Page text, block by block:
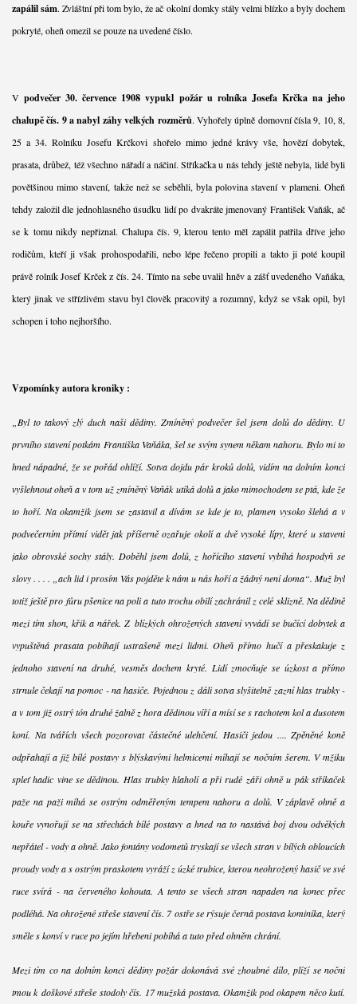
zapálil sám. Zvláštní při tom bylo, že ač okolní domky stály velmi blízko a byly dochem
pokryté, oheň omezil se pouze na uvedené číslo.
Vpodvečer 30. července 1908 vypukl požár u rolníka Josefa Krčka na jeho
chalupě čís. 9 a nabyl záhy velkých rozměrů. Vyhořely úplně domovní čísla 9, 10, 8,
25 a 34. Rolníku Josefu Krčkovi shořelo mimo jedné krávy vše, hovězí dobytek,
prasata, drůbež, též všechno nářadí a náčiní. Stříkačka u nás tehdy ještě nebyla, lidé byli
povětšinou mimo stavení, takže než se seběhli, byla polovina stavení v plameni. Oheň
tehdy založil dle jednohlasného úsudku lidí po dvakráte jmenovaný František Vaňák, ač
se k tomu nikdy nepřiznal. Chalupa čís. 9, kterou tento měl zapálit patřila dříve jeho
rodičům, kteří ji však prohospodařili, nebo lépe řečeno propili a takto ji poté koupil
právě rolník Josef Krček z čís. 24. Tímto na sebe uvalil hněv a zášť uvedeného Vaňáka,
který jinak ve střízlivém stavu byl člověk pracovitý a rozumný, když se však opil, byl
schopen i toho nejhoršího.
Vzpomínky autora kroniky :
„Byl to takový zlý duch naši dědiny. Zmíněný podvečer šel jsem dolů do dědiny. U
prvního stavení potkám Františka Vaňáka, šel se svým synem někam nahoru. Bylo mi to
hned nápadné, že se pořád ohlíží. Sotva dojdu pár kroků dolů, vidím na dolním konci
vyšlehnout oheň a v tom už zmíněný Vaňák utíká dolů a jako mimochodem se ptá, kde že
to hoří. Na okamžik jsem se zastavil a dívám se kde je to, plamen vysoko šlehá a v
podvečerním přítmí vidět jak příšerně ozařuje okolí a dvě vysoké lípy, které u stavení
jako obrovské sochy stály. Doběhl jsem dolů, z hořícího stavení vybíhá hospodyň se
slovy . . . . „ach lid i prosím Vás pojděte k nám u nás hoří a žádný není doma“. Muž byl
totiž ještě pro fůru pšenice na poli a tuto trochu obilí zachránil z celé sklizně. Na dědině
mezi tím shon, křik a nářek. Z blízkých ohrožených stavení vyvádí se bučící dobytek a
vypuštěná prasata pobíhají ustrašeně mezi lidmi. Oheň přímo hučí a přeskakuje z
jednoho stavení na druhé, vesměs dochem kryté. Lidí zmocňuje se úzkost a přímo
strnule čekají na pomoc - na hasiče. Pojednou z dáli sotva slyšitelně zazní hlas trubky -
a v tom již ostrý tón druhé žalně z hora dědinou víří a mísí se s rachotem kol a dusotem
koní. Na tvářích všech pozorovat částečné ulehčení. Hasiči jedou .... Zpěněné koně
odpřahají a již bílé postavy s blýskavými helmicemi míhají se nočním šerem. V mžiku
spleť hadic vine se dědinou. Hlas trubky hlaholí a při rudé záři ohně u pák stříkaček
paže na paži míhá se ostrým odměřeným tempem nahoru a dolů. V záplavě ohně a
kouře vynořují se na střechách bílé postavy a hned na to nastává boj dvou odvěkých
nepřátel - vody a ohně. Jako fontány vodometů tryskají se všech stran v bílých obloucích
proudy vody a s ostrým praskotem vyráží z úzké trubice, kterou neohrožený hasič ve své
ruce svírá - na červeného kohouta. A tento se všech stran napaden na konec přec
podléhá. Na ohrožené střeše stavení čís. 7 ostře se rýsuje černá postava kominíka, který
směle s konví v ruce po jejím hřebeni pobíhá a tuto před ohněm chrání.
Mezi tím co na dolním konci dědiny požár dokonává své zhoubné dílo, plíží se noční
tmou k doškové střeše stodoly čís. 17 mužská postava. Okamžik pod okapem něco kutí.